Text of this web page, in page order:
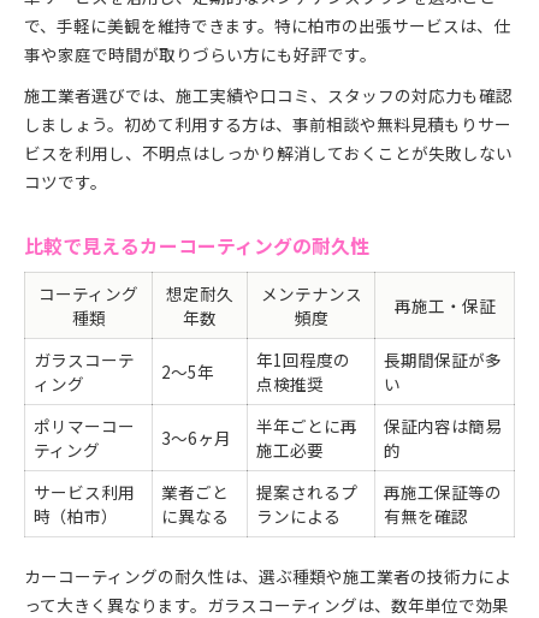
で、手軽に美観を維持できます。特に柏市の出張サービスは、仕
事や家庭で時間が取りづらい方にも好評です。
施工業者選びでは、施工実績や口コミ、スタッフの対応力も確認
しましょう。初めて利用する方は、事前相談や無料見積もりサー
ビスを利用し、不明点はしっかり解消しておくことが失敗しない
コツです。
比較で見えるカーコーティングの耐久性
コーティング
種類
想定耐久
年数
メンテナンス
頻度
再施工・保証
ガラスコーテ
ィング
2～5年
年1回程度の
点検推奨
長期間保証が多
い
ポリマーコー
ティング
3～6ヶ月
半年ごとに再
施工必要
保証内容は簡易
的
サービス利用
時（柏市）
業者ごと
に異なる
提案されるプ
ランによる
再施工保証等の
有無を確認
カーコーティングの耐久性は、選ぶ種類や施工業者の技術力によ
って大きく異なります。ガラスコーティングは、数年単位で効果